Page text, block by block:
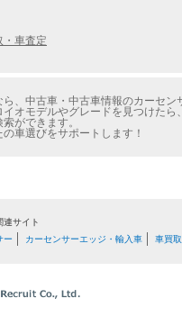
・車査定
、中古車・中古車情報のカーセ
オモデルやグレードを見つけた
ができます。
車選びをサポートします！
連サイト
ー
カーセンサーエッジ・輸入車 車買